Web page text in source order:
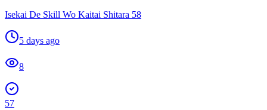
Isekai De Skill Wo Kaitai Shitara 58
5 days ago
8
57